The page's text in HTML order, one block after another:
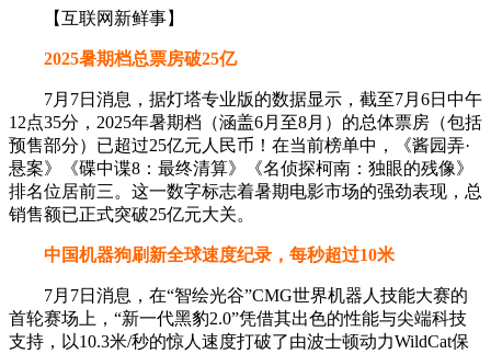
【互联网新鲜事】
2025暑期档总票房破25亿
7月7日消息，据灯塔专业版的数据显示，截至7月6日中午
12点35分，2025年暑期档（涵盖6月至8月）的总体票房（包括
预售部分）已超过25亿元人民币！在当前榜单中，《酱园弄·
悬案》《碟中谍8：最终清算》《名侦探柯南：独眼的残像》
排名位居前三。这一数字标志着暑期电影市场的强劲表现，总
销售额已正式突破25亿元大关。
中国机器狗刷新全球速度纪录，每秒超过10米​
7月7日消息，在“智绘光谷”CMG世界机器人技能大赛的
首轮赛场上，“新一代黑豹2.0”凭借其出色的性能与尖端科技
支持，以10.3米/秒的惊人速度打破了由波士顿动力WildCat保